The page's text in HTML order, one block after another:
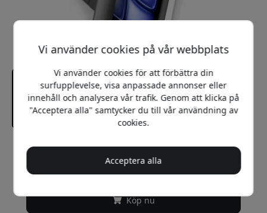
Rekommenderat pris
699 SEK
Köp nu
Vi använder cookies på vår webbplats
Vi använder cookies för att förbättra din
surfupplevelse, visa anpassade annonser eller
innehåll och analysera vår trafik. Genom att klicka på
"Acceptera alla" samtycker du till vår användning av
cookies.
Acceptera alla